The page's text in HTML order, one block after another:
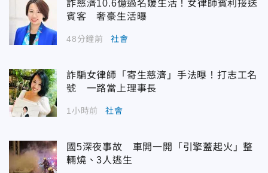
詐慈濟10.6億過名媛生活！女律師賓利接送
賓客 奢豪生活曝
48分鐘前 社會
詐騙女律師「寄生慈濟」手法曝！打志工名
號 一路當上理事長
1小時前 社會
國5深夜事故 車開一開「引擎蓋起火」整
輛燒、3人逃生